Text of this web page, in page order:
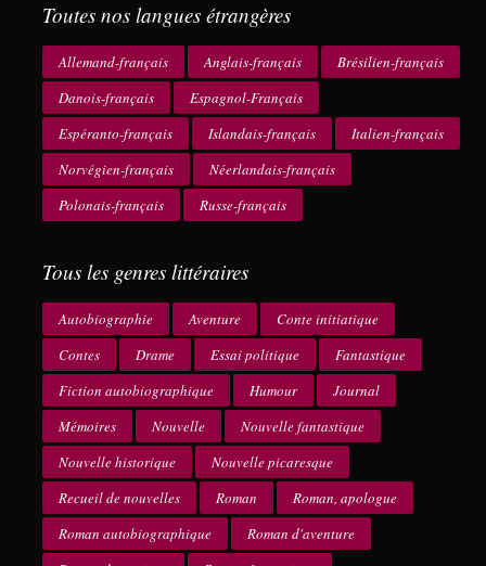
Toutes nos langues étrangères
Allemand-français Anglais-français
Brésilien-français
Danois-français
Espagnol-Français
Espéranto-français
Islandais-français
Italien-français
Norvégien-français
Néerlandais-français
Polonais-français
Russe-français
Tous les genres littéraires
Autobiographie Aventure
Conte initiatique
Contes
Drame Essai politique
Fantastique
Fiction autobiographique
Humour
Journal
Mémoires
Nouvelle
Nouvelle fantastique
Nouvelle historique
Nouvelle picaresque
Recueil de nouvelles
Roman
Roman, apologue
Roman autobiographique
Roman d'aventure